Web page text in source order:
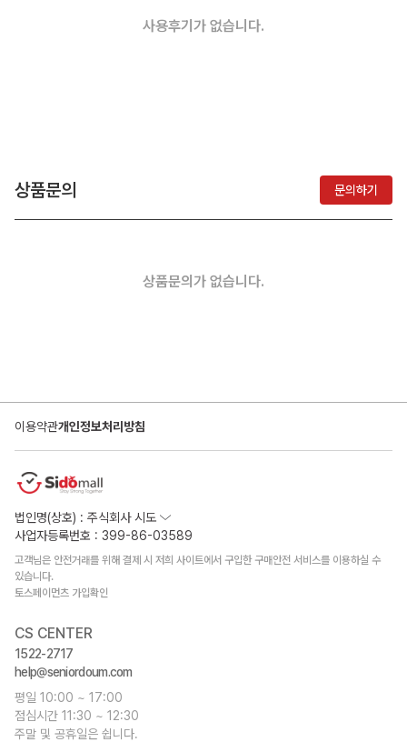
사용후기가 없습니다.
상품문의 문의하기
상품문의가 없습니다.
이용약관개인정보처리방침
법인명(상호) : 주식회사 시도
사업자등록번호 : 399-86-03589
고객님은 안전거래를 위해 결제 시 저희 사이트에서 구입한 구매안전 서비스를 이용하실 수
있습니다.
토스페이먼츠 가입확인
CS CENTER
1522-2717
help@seniordoum.com
평일 10:00 ~ 17:00
점심시간 11:30 ~ 12:30
주말 및 공휴일은 쉽니다.